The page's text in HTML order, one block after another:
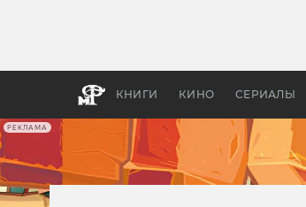
РЕКЛАМА
КНИГИ КИНО СЕРИАЛЫ